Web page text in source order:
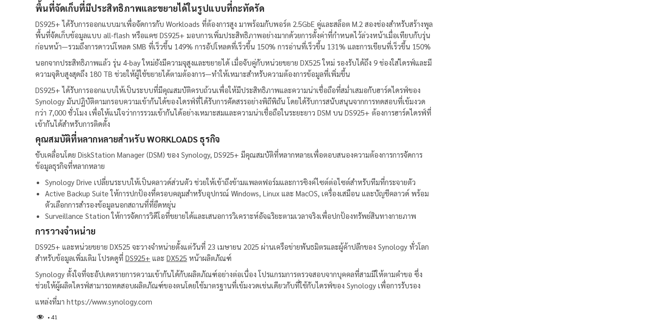
พื้นที่จัดเก็บที่มีประสิทธิภาพและขยายได้ในรูปแบบที่กะทัดรัด
DS925+ ได้รับการออกแบบมาเพื่อจัดการกับ Workloads ที่ต้องการสูง มาพร้อมกับพอร์ต 2.5GbE คู่และสล็อต M.2 สองช่องสำหรับสร้างพูล
พื้นที่จัดเก็บข้อมูลแบบ all-flash หรือแคช DS925+ มอบการเพิ่มประสิทธิภาพอย่างมากด้วยการตั้งค่าที่กำหนดไว้ล่วงหน้าเมื่อเทียบกับรุ่น
ก่อนหน้า—รวมถึงการดาวน์โหลด SMB ที่เร็วขึ้น 149% การอัปโหลดที่เร็วขึ้น 150% การอ่านที่เร็วขึ้น 131% และการเขียนที่เร็วขึ้น 150%
นอกจากประสิทธิภาพแล้ว รุ่น 4-bay ใหม่ยังมีความจุสูงและขยายได้ เมื่อจับคู่กับหน่วยขยาย DX525 ใหม่ รองรับได้ถึง 9 ช่องใส่ไดรฟ์และมี
ความจุดิบสูงสุดถึง 180 TB ช่วยให้ผู้ใช้ขยายได้ตามต้องการ—ทำให้เหมาะสำหรับความต้องการข้อมูลที่เพิ่มขึ้น
DS925+ ได้รับการออกแบบให้เป็นระบบที่มีคุณสมบัติครบถ้วนเพื่อให้มีประสิทธิภาพและความน่าเชื่อถือที่สม่ำเสมอกับฮาร์ดไดรฟ์ของ
Synology มันปฏิบัติตามกรอบความเข้ากันได้ของไดรฟ์ที่ได้รับการคัดสรรอย่างพิถีพิถัน โดยได้รับการสนับสนุนจากการทดสอบที่เข้มงวด
กว่า 7,000 ชั่วโมง เพื่อให้แน่ใจว่าการรวมเข้ากันได้อย่างเหมาะสมและความน่าเชื่อถือในระยะยาว DSM บน DS925+ ต้องการฮาร์ดไดรฟ์ที่
เข้ากันได้สำหรับการติดตั้ง
คุณสมบัติที่หลากหลายสำหรับ WORKLOADS ธุรกิจ
ขับเคลื่อนโดย DiskStation Manager (DSM) ของ Synology, DS925+ มีคุณสมบัติที่หลากหลายเพื่อตอบสนองความต้องการการจัดการ
ข้อมูลธุรกิจที่หลากหลาย
Synology Drive เปลี่ยนระบบให้เป็นคลาวด์ส่วนตัว ช่วยให้เข้าถึงข้ามแพลตฟอร์มและการซิงค์ไซต์ต่อไซต์สำหรับทีมที่กระจายตัว
Active Backup Suite ให้การปกป้องที่ครอบคลุมสำหรับอุปกรณ์ Windows, Linux และ MacOS, เครื่องเสมือน และบัญชีคลาวด์ พร้อม
ตัวเลือกการสำรองข้อมูลนอกสถานที่ที่ยืดหยุ่น
Surveillance Station ให้การจัดการวิดีโอที่ขยายได้และเสนอการวิเคราะห์อัจฉริยะตามเวลาจริงเพื่อปกป้องทรัพย์สินทางกายภาพ
การวางจำหน่าย
DS925+ และหน่วยขยาย DX525 จะวางจำหน่ายตั้งแต่วันที่ 23 เมษายน 2025 ผ่านเครือข่ายพันธมิตรและผู้ค้าปลีกของ Synology ทั่วโลก
สำหรับข้อมูลเพิ่มเติม โปรดดูที่ DS925+ และ DX525 หน้าผลิตภัณฑ์
Synology ตั้งใจที่จะอัปเดตรายการความเข้ากันได้กับผลิตภัณฑ์อย่างต่อเนื่อง โปรแกรมการตรวจสอบจากบุคคลที่สามมีให้ตามคำขอ ซึ่ง
ช่วยให้ผู้ผลิตไดรฟ์สามารถทดสอบผลิตภัณฑ์ของตนโดยใช้มาตรฐานที่เข้มงวดเช่นเดียวกับที่ใช้กับไดรฟ์ของ Synology เพื่อการรับรอง
แหล่งที่มา https://www.synology.com
41